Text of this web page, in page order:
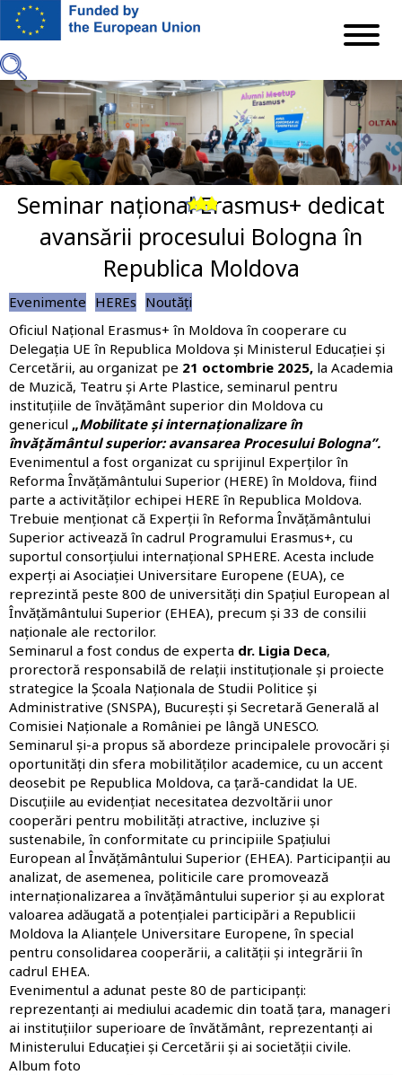
Mergi
principal
Previous
Next
Seminar național Erasmus+ dedicat
avansării procesului Bologna în
Republica Moldova
Evenimente HEREs Noutăți
Oficiul Național Erasmus+ în Moldova în cooperare cu
Delegația UE în Republica Moldova și Ministerul Educației și
Cercetării, au organizat pe 21 octombrie 2025, la Academia
de Muzică, Teatru și Arte Plastice, seminarul pentru
instituțiile de învățământ superior din Moldova cu
genericul „Mobilitate și internaționalizare în
învățământul superior: avansarea Procesului Bologna”.
Evenimentul a fost organizat cu sprijinul Experților în
Reforma Învățământului Superior (HERE) în Moldova, fiind
parte a activităților echipei HERE în Republica Moldova.
Trebuie menționat că Experții în Reforma Învățământului
Superior activează în cadrul Programului Erasmus+, cu
suportul consorțiului internațional SPHERE. Acesta include
experți ai Asociației Universitare Europene (EUA), ce
reprezintă peste 800 de universități din Spațiul European al
Învățământului Superior (EHEA), precum și 33 de consilii
naționale ale rectorilor.
Seminarul a fost condus de experta dr. Ligia Deca,
prorectoră responsabilă de relații instituționale și proiecte
strategice la Școala Naționala de Studii Politice și
Administrative (SNSPA), București și Secretară Generală al
Comisiei Naționale a României pe lângă UNESCO.
Seminarul și-a propus să abordeze principalele provocări și
oportunități din sfera mobilităților academice, cu un accent
deosebit pe Republica Moldova, ca țară-candidat la UE.
Discuțiile au evidențiat necesitatea dezvoltării unor
cooperări pentru mobilități atractive, incluzive și
sustenabile, în conformitate cu principiile Spațiului
European al Învățământului Superior (EHEA). Participanții au
analizat, de asemenea, politicile care promovează
internaționalizarea a învățământului superior și au explorat
valoarea adăugată a potențialei participări a Republicii
Moldova la Alianțele Universitare Europene, în special
pentru consolidarea cooperării, a calității și integrării în
cadrul EHEA.
Evenimentul a adunat peste 80 de participanți:
reprezentanți ai mediului academic din toată țara, manageri
ai instituțiilor superioare de învătământ, reprezentanți ai
Ministerului Educației și Cercetării și ai societății civile.
Album foto